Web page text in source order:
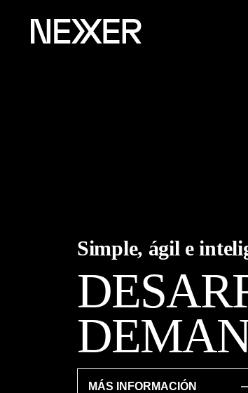
Simple, ágil e
MÁS INFORMACIÓN